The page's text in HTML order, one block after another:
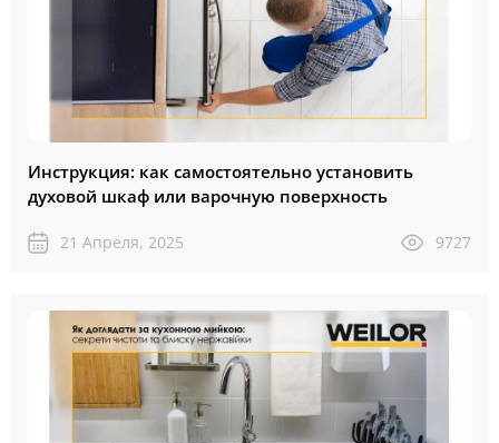
Инструкция: как самостоятельно установить
духовой шкаф или варочную поверхность
21 Апреля, 2025 9727